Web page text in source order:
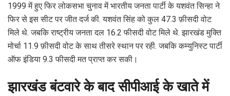
1999 में हुए फिर लोकसभा चुनाव में भारतीय जनता पार्टी के यशवंत सिन्हा ने
फिर से इस सीट पर जीत दर्ज की. यशवंत सिंह को कुल 47.3 फ़ीसदी वोट
मिले थे. जबकि राष्ट्रीय जनता दल 16.2 फीसदी वोट मिले थे. झारखंड मुक्ति
मोर्चा 11.9 फ़ीसदी वोट के साथ तीसरे स्थान पर रही. जबकि कम्युनिस्ट पार्टी
ऑफ इंडिया 9.3 फीसदी मत प्राप्त कर सकी।
झारखंड बंटवारे के बाद सीपीआई के खाते में